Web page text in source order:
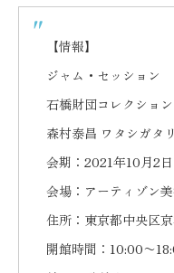
【情報】
ジャム・セッション
石橋財団コレクショ
森村泰昌 ワタシガタ
会期：2021年10月2
会場：アーティゾン
住所：東京都中央区
開館時間：10:00〜